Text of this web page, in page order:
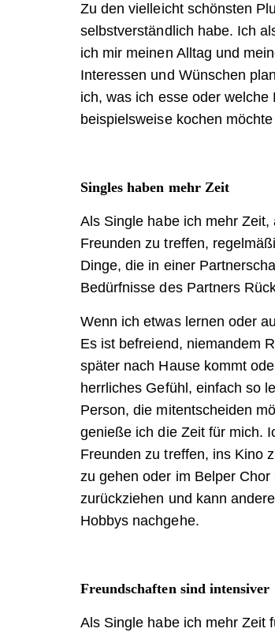
Zu den vielleicht schönsten
selbstverständlich habe. Ich
ich mir meinen Alltag und
Interessen und Wünschen
ich, was ich esse oder
beispielsweise kochen
Singles haben mehr Zeit
Als Single habe ich mehr
Freunden zu treffen,
Dinge, die in einer
Bedürfnisse des Partners
Wenn ich etwas lernen oder
Es ist befreiend, niemandem
später nach Hause kommt
herrliches Gefühl, einfach so
Person, die mitentscheiden
genieße ich die Zeit für mich.
Freunden zu treffen, ins Kino
zu gehen oder im Belper
zurückziehen und kann
Hobbys nachgehe.
Freundschaften sind intensiver
Als Single habe ich mehr Zeit